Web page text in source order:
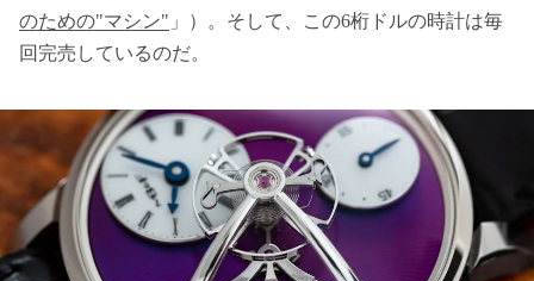
のための"マシン" 」）。そして、この6桁ドルの時計は毎
回完売しているのだ。